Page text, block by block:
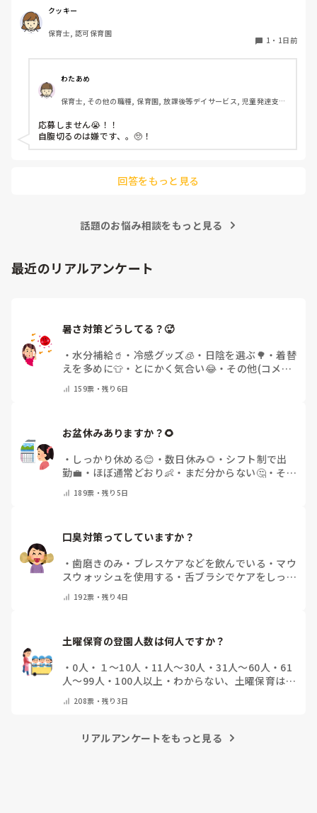
私としてはなかなか大きい金額なので、この時点で応募を迷
っているのですが、皆さんならどうしますか？
クッキー
保育士, 認可保育園
1 ・ 1日前
わたあめ
保育士, その他の職種, 保育園, 放課後等デイサービス, 児童発達支援
応募しません😭！！
自腹切るのは嫌です、。🥺！
回答をもっと見る
話題のお悩み相談をもっと見る
最近のリアルアンケート
暑さ対策どうしてる？🥵
・水分補給🥤 ・ 冷感グッズ🧊 ・ 日陰を選ぶ🌳 ・着替
えを多めに👕 ・ とにかく気合い😂・ その他(コメン
159票・残り6日
お盆休みありますか？🌻
・ しっかり休める😊 ・ 数日休み🌻 ・ シフト制で出
勤💼 ・ ほぼ通常どおり👶 ・ まだ分からない🤔・ その
189票・残り5日
口臭対策ってしていますか？
・歯磨きのみ ・ ブレスケアなどを飲んでいる ・ マウ
スウォッシュを使用する ・ 舌ブラシでケアをしっか
の他(コメントで教えて下さい)
192票・残り4日
土曜保育の登園人数は何人ですか？
・ 0人 ・ １～10人 ・ 11人～30人 ・31人～60人 ・ 61
人～99人 ・ 100人以上 ・ わからない、土曜保育はな
208票・残り3日
リアルアンケートをもっと見る